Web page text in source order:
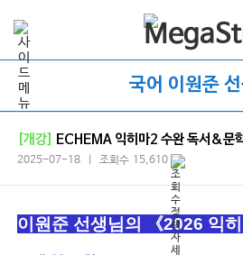
국어 이원준
[개강] ECHEMA 익히마2 수완 독서&문
2025-07-18 | 조회수 15,610
이원준 선생님의 《2026 익히